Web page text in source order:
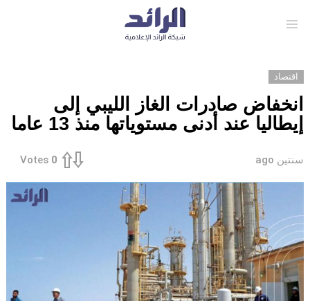
اقتصاد
انخفاض صادرات الغاز الليبي إلى
إيطاليا عند أدنى مستوياتها منذ 13 عاما
سنتين ago 0
Votes